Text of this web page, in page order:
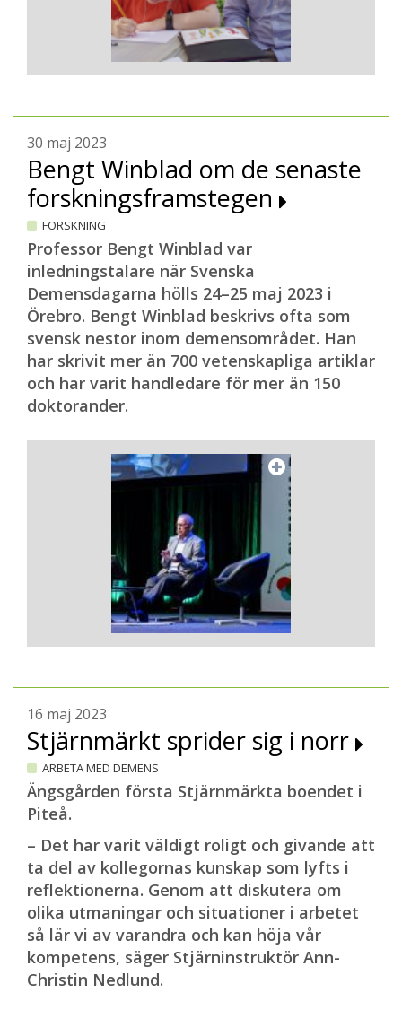
30 maj 2023
Bengt Winblad om de senaste
forskningsframstegen
FORSKNING
Professor Bengt Winblad var
inledningstalare när Svenska
Demensdagarna hölls 24–25 maj 2023 i
Örebro. Bengt Winblad beskrivs ofta som
svensk nestor inom demensområdet. Han
har skrivit mer än 700 vetenskapliga artiklar
och har varit handledare för mer än 150
doktorander.
16 maj 2023
Stjärnmärkt sprider sig i norr
ARBETA MED DEMENS
Ängsgården första Stjärnmärkta boendet i
Piteå.
– Det har varit väldigt roligt och givande att
ta del av kollegornas kunskap som lyfts i
reflektionerna. Genom att diskutera om
olika utmaningar och situationer i arbetet
så lär vi av varandra och kan höja vår
kompetens, säger Stjärninstruktör Ann-
Christin Nedlund.